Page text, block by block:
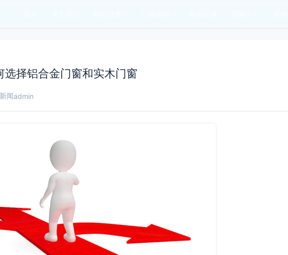
择铝合金门窗和实木门窗
闻admin